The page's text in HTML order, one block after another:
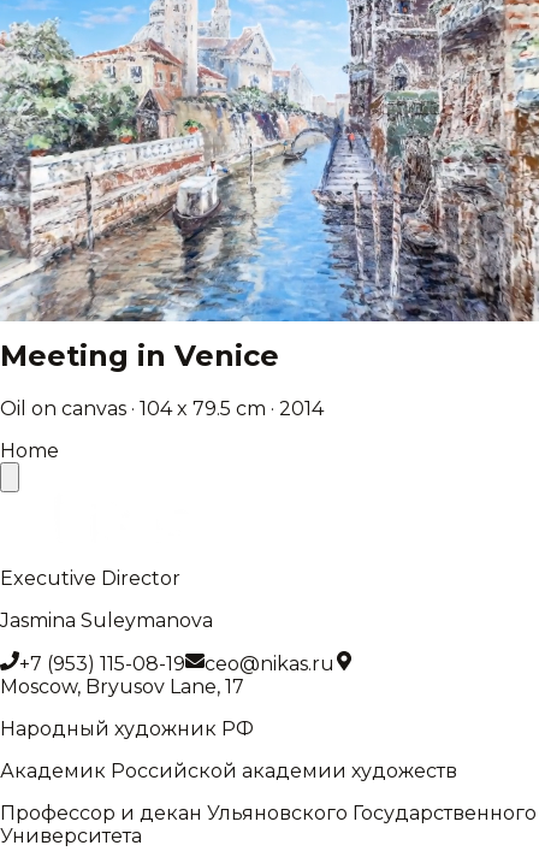
Meeting in Venice
Oil on canvas · 104 x 79.5 cm · 2014
Home
Executive Director
Jasmina Suleymanova
+7 (953) 115-08-19
ceo@nikas.ru
Moscow, Bryusov Lane, 17
Народный художник РФ
Академик Российской академии художеств
Профессор и декан Ульяновского Государственного
Университета